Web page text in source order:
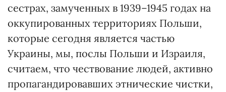
сестрах, замученных в 1939–1945 годах на
оккупированных территориях Польши,
которые сегодня является частью
Украины, мы, послы Польши и Израиля,
считаем, что чествование людей, активно
пропагандировавших этнические чистки,